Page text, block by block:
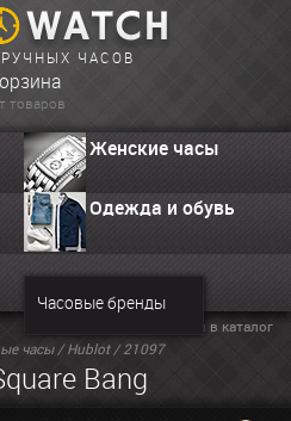
ЧАСОВ
товаров
Женские часы
Одежда и обувь
Часовые бренды
часы/Hublot/ 21097
Bang
Вернуться в каталог